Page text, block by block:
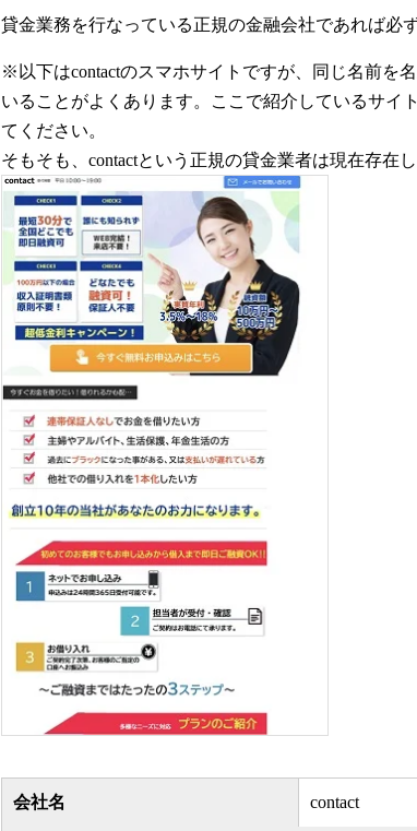
貸金業務を行なっている正規の金融会社であれば必
※以下はcontactのスマホサイトですが、同じ名前を
いることがよくあります。ここで紹介しているサイ
てください。
そもそも、contactという正規の貸金業者は現在存在し
会社名 contact